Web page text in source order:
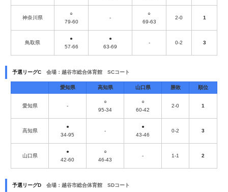
神奈川県
○
79-60
-
○
69-63
2-0 1
鳥取県
●
57-66
●
63-69
- 0-2 3
予選リーグC 会場：越谷市総合体育館 SCコート
愛知県 高知県 山口県 勝敗 順位
愛知県 -
○
95-34
○
60-42
2-0 1
高知県
●
34-95
-
●
43-46
0-2 3
山口県
●
42-60
○
46-43
- 1-1 2
予選リーグD 会場：越谷市総合体育館 SDコート